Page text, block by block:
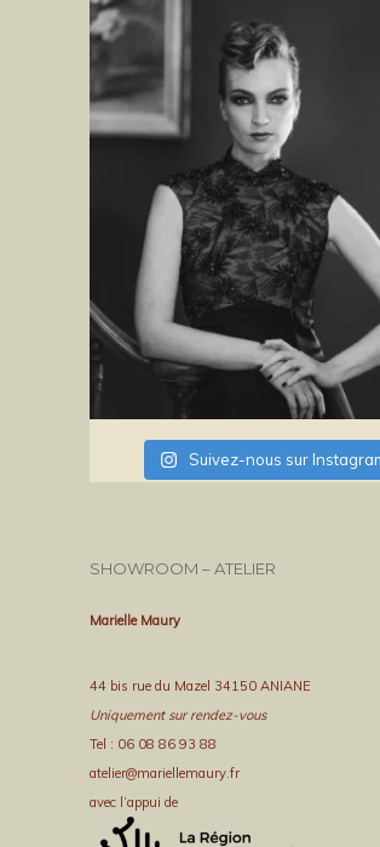
Suivez-nous sur
SHOWROOM – ATELIER
Marielle Maury
44 bis rue du Mazel 34150 ANIANE
Uniquement sur rendez-vous
Tel : 06 08 86 93 88
atelier@mariellemaury.fr
avec l’appui de